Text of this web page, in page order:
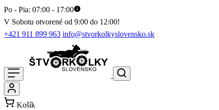
Po - Pia: 07:00 - 17:00
V Sobotu otvorené od 9:00 do 12:00!
+421 911 899 963 info@stvorkolkyslovensko.sk
Košík